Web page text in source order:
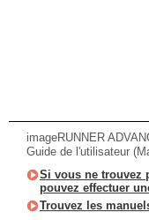
imageRUNNER
Guide de l'utilisateur
Si vous ne trouvez
pouvez effectuer
Trouvez les